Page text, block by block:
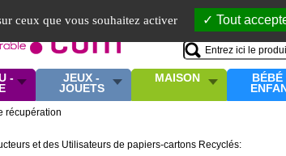
ceux que vous souhaitez activer Tout
-
JEUX -
JOUETS
MAISON
BÉBÉ
récupération
et des Utilisateurs de papiers-cartons Recyclés: